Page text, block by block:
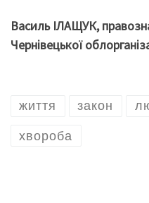
Василь ІЛАЩУК,
Чернівецької
життя закон
хвороба